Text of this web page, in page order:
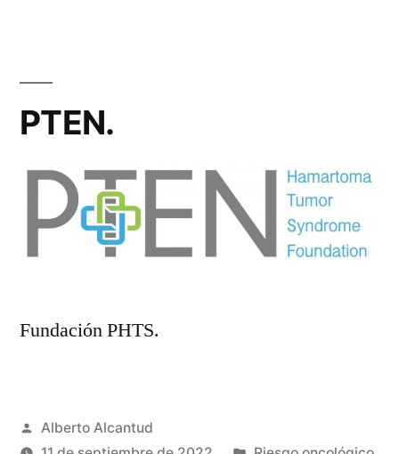
PTEN.
Fundación PHTS.
Publicado
Alberto Alcantud